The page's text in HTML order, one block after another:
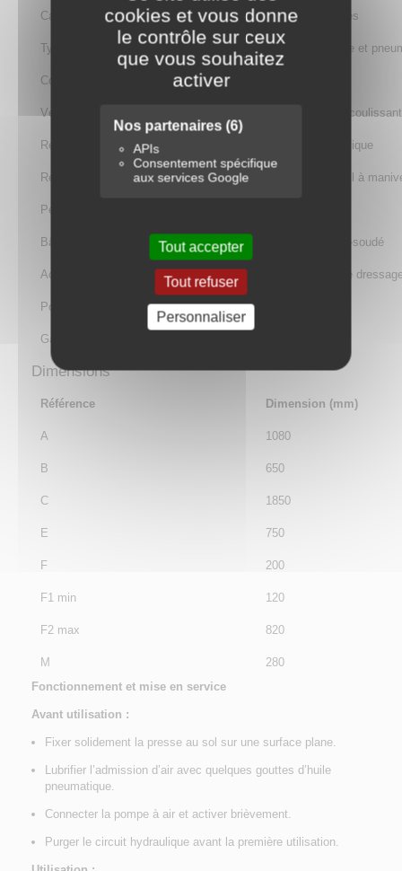
cookies et vous donne
le contrôle sur ceux
que vous souhaitez
activer
Nos partenaires (6)
APIs
Consentement spécifique
aux services Google
Tout accepter
Tout refuser
Personnaliser
Capacité 50 tonnes
Type Manuelle et
Course du vérin
Vérin Mobile,
Retour du piston Automatique
Réglage table Par treuil à
Pédale de commande
Bâti Mécano-soudé
Accessoires 2 vés de
Poids
Garantie
Dimensions
Référence Dimension (mm)
A 1080
B 650
C 1850
E 750
F 200
F1 min 120
F2 max 820
M
280
Fonctionnement et mise en service
Avant utilisation :
Fixer solidement la presse au sol sur une surface plane.
Lubrifier l’admission d’air avec quelques gouttes d’huile
pneumatique.
Connecter la pompe à air et activer brièvement.
Purger le circuit hydraulique avant la première utilisation.